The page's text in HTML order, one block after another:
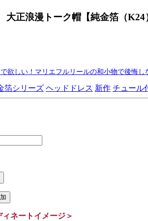
正浪漫トーク帽【純金箔（K24
欲しい！マリエフルリールの和小物で後悔し
箔シリーズ ヘッドドレス 新作 チュール
ネートイメージ＞